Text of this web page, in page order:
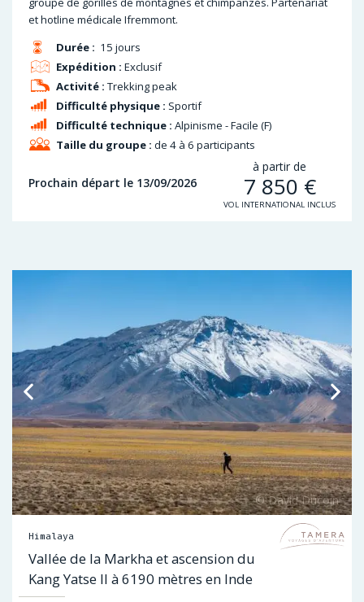
et hotline médicale Ifremmont.
Durée : 15 jours
Difficulté physique : Sportif
Expédition : Exclusif
Difficulté technique : Alpinisme - Facile (F)
Activité : Trekking peak
Taille du groupe : de 4 à 6 participants
Prochain départ le 13/09/2026
à partir de
7 850 €
VOL INTERNATIONAL INCLUS
Himalaya
Vallée de la Markha et ascension du
Kang Yatse II à 6190 mètres en Inde